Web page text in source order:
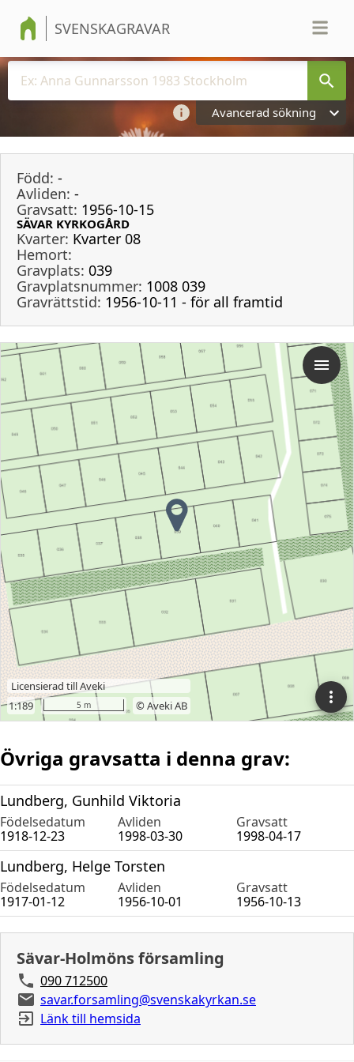
SVENSKAGRAVAR
Avancerad sökning
Född: -
Avliden: -
Gravsatt: 1956-10-15
SÄVAR KYRKOGÅRD
Kvarter: Kvarter 08
Hemort:
Gravplats: 039
Gravplatsnummer: 1008 039
Gravrättstid: 1956-10-11 - för all framtid
Övriga gravsatta i denna grav:
Lundberg, Gunhild Viktoria
Födelsedatum Avliden
Gravsatt
1918-12-23
1998-03-30 1998-04-17
Lundberg, Helge Torsten
Födelsedatum Avliden
Gravsatt
1917-01-12
1956-10-01 1956-10-13
Sävar-Holmöns församling
090 712500
savar.forsamling@svenskakyrkan.se
Länk till hemsida